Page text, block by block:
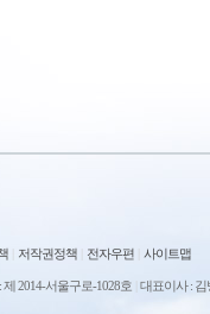
저작권정책 전자우편 사이트맵
2014-서울구로-1028호 대표이사 : 김